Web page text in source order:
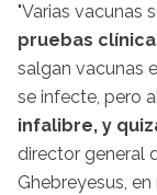
"Varias vacunas
pruebas
salgan vacunas
se infecte, pero
infalibre, y
director general
Ghebreyesus,